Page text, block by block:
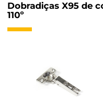
Dobradiças X95 de
110º